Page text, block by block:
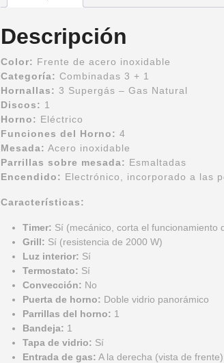
Descripción
Color: Frente de acero inoxidable
Categoría: Combinadas 3 + 1
Hornallas: 3 Supergás – Gas Natural
Discos: 1
Horno: Eléctrico
Funciones del Horno: 4
Mesada: Acero inoxidable
Parrillas sobre mesada: Esmaltadas
Encendido: Electrónico, incorporado a las
Características:
Timer: Sí (mecánico, corta el funcionamiento
Grill: Sí (resistencia de 2000 W)
Luz interior: Sí
Termostato: Sí
Convección: No
Puerta de horno: Doble vidrio panorámico
Parrillas del horno: 1
Bandeja: 1
Tapa de vidrio: Sí
Entrada de gas: A la derecha (vista de frente)